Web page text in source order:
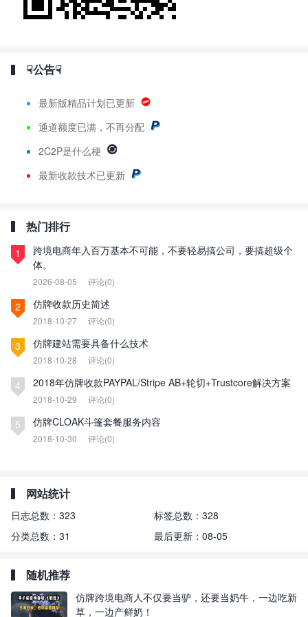
☟公告☟
最新版精品计划已更新
通道额度已满，不再分配
2C2P是什么梗
最新收款技术已更新
热门排行
1
跨境电商年入百万基本不可能，不要轻易搞公司，要搞超级个
体。
2026-08-05 评论(0)
2 仿牌收款历史简述
2018-10-27 评论(0)
3 仿牌建站需要具备什么技术
2018-10-28 评论(0)
4 2018年仿牌收款PAYPAL/Stripe AB+轮切+Trustcore解决方案
2018-10-29 评论(0)
5 仿牌CLOAK斗篷套餐服务内容
2018-10-30 评论(0)
网站统计
日志总数： 323 标签总数： 328
分类总数： 31 最后更新： 08-05
随机推荐
仿牌跨境电商人不仅要当驴，还要当奶牛，一边吃新
草，一边产鲜奶！